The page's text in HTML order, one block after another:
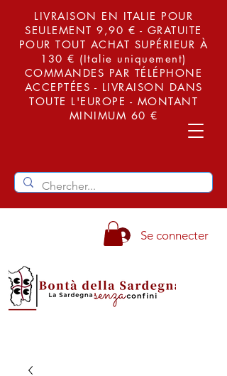
LIVRAISON EN ITALIE POUR
SEULEMENT 9,90 € - GRATUITE
POUR TOUT ACHAT SUPÉRIEUR À
130 € (Italie uniquement)
COMMANDES PAR TÉLÉPHONE
ACCEPTÉES - LIVRAISON DANS
TOUTE L'EUROPE - MONTANT
MINIMUM 60 €
Se connecter